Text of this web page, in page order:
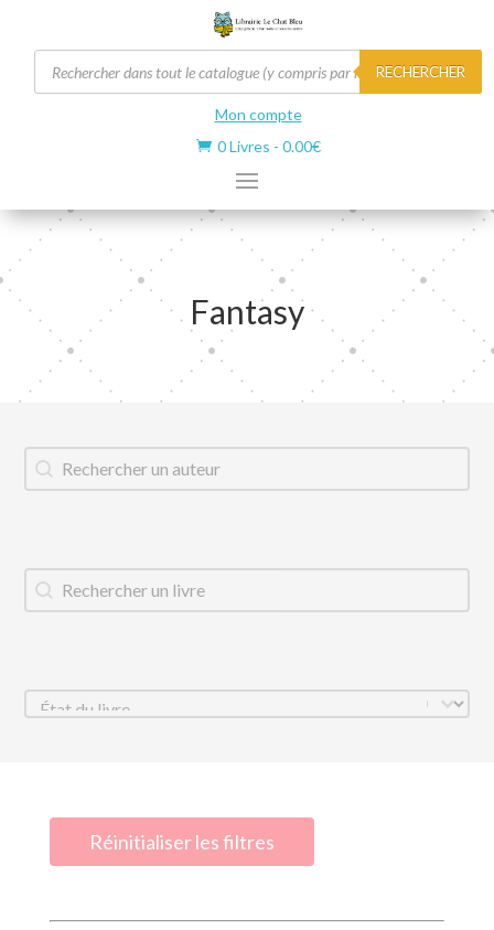
Recherche
de
produits
RECHERCHER
Mon compte
 0 Livres - 0.00€
Fantasy
Auteur
Rechercher
Titre du livre
Rechercher
État
Sélectionnez le contenu
Réinitialiser les filtres